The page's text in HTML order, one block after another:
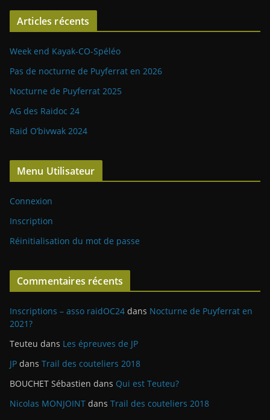
Articles récents
Week end Kayak-CO-Spéléo
Pas de nocturne de Puyferrat en 2026
Nocturne de Puyferrat 2025
AG des Raidoc 24
Raid O’bivwak 2024
Menu Utilisateur
Connexion
Inscription
Réinitialisation du mot de passe
Commentaires récents
Inscriptions – asso raidOC24 dans Nocturne de Puyferrat en
2021?
Teuteu dans Les épreuves de JP
JP dans Trail des couteliers 2018
BOUCHET Sébastien dans Qui est Teuteu?
Nicolas MONJOINT dans Trail des couteliers 2018